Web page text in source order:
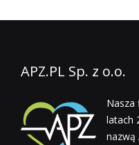
APZ.PL Sp. z o.o.
Nasza
latach
nazwą